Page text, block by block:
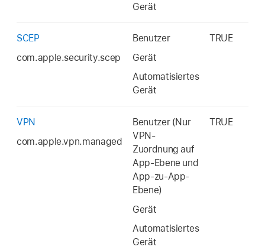
Gerät
SCEP
com.apple.security.scep
Benutzer
Gerät
Automatisiertes
Gerät
TRUE
VPN
com.apple.vpn.managed
Benutzer (Nur
VPN-
Zuordnung auf
App-Ebene und
App-zu-App-
Ebene)
Gerät
Automatisiertes
Gerät
TRUE